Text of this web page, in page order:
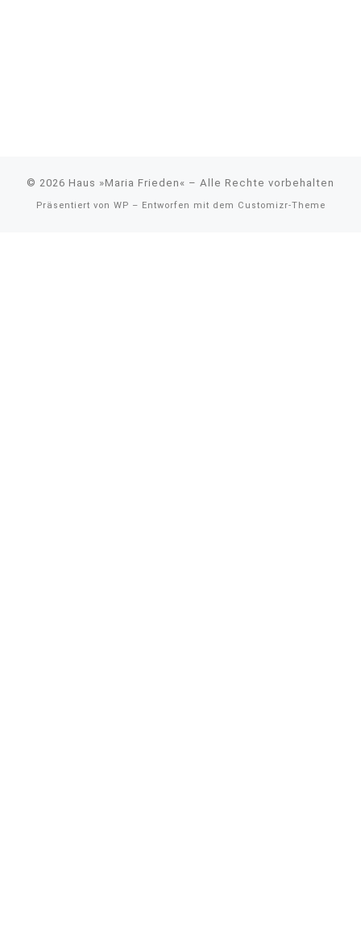
© 2026 Haus »Maria Frieden« – Alle Rechte vorbehalten
Präsentiert von WP – Entworfen mit dem Customizr-Theme